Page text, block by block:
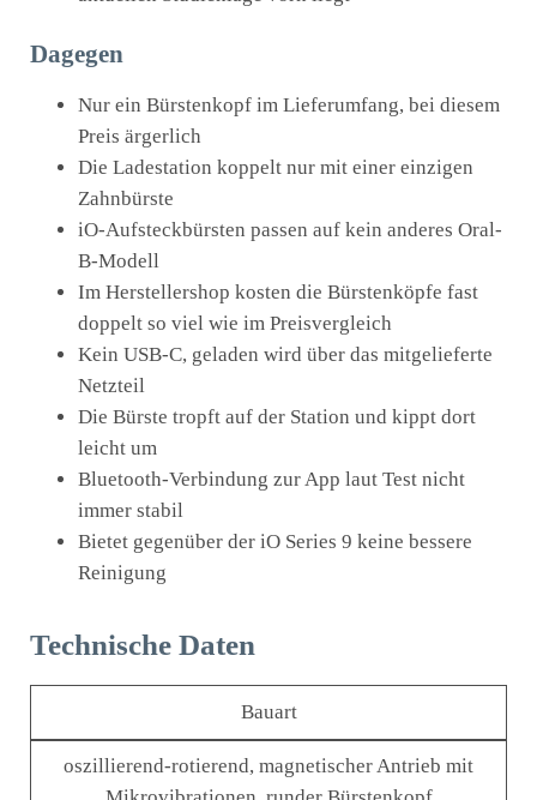
Dagegen
Nur ein Bürstenkopf im Lieferumfang, bei diesem
Preis ärgerlich
Die Ladestation koppelt nur mit einer einzigen
Zahnbürste
iO-Aufsteckbürsten passen auf kein anderes Oral-
B-Modell
Im Herstellershop kosten die Bürstenköpfe fast
doppelt so viel wie im Preisvergleich
Kein USB-C, geladen wird über das mitgelieferte
Netzteil
Die Bürste tropft auf der Station und kippt dort
leicht um
Bluetooth-Verbindung zur App laut Test nicht
immer stabil
Bietet gegenüber der iO Series 9 keine bessere
Reinigung
Technische Daten
Bauart
oszillierend-rotierend, magnetischer Antrieb mit